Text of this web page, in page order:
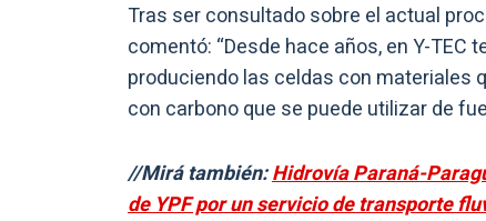
Tras ser consultado sobre el actual
comentó: “Desde hace años, en Y-TEC
produciendo las celdas con materiales
con carbono que se puede utilizar de
//Mirá también:Hidrovía Paraná-
de YPF por un servicio de transporte